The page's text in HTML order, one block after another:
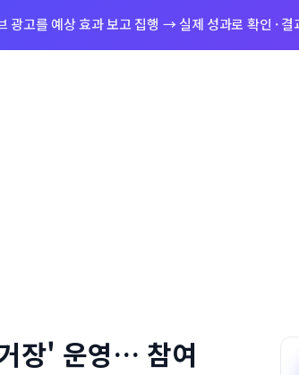
광고를 예상 효과 보고 집행 → 실제 성과로 확인 · 결
장' 운영… 참여